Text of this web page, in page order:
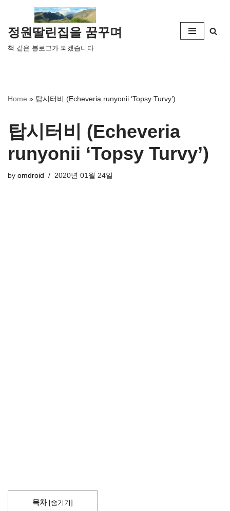
콘
텐
츠
뛰
정원딸린집을 꿈꾸며
책 같은 블로그가 되겠습니다
Home » 탑시터비 (Echeveria runyonii ‘Topsy Turvy’)
탑시터비 (Echeveria
runyonii ‘Topsy Turvy’)
by omdroid 2020년 01월 24일
목차 [숨기기]